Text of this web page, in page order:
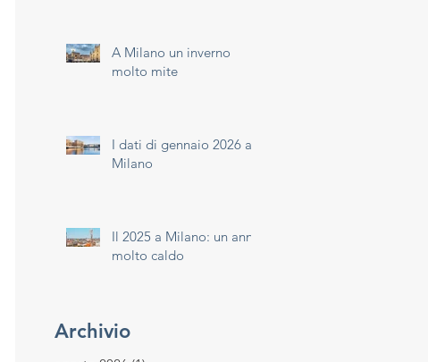
A Milano un inverno
molto mite
I dati di gennaio 2026 a
Milano
Il 2025 a Milano: un anno
molto caldo
Archivio